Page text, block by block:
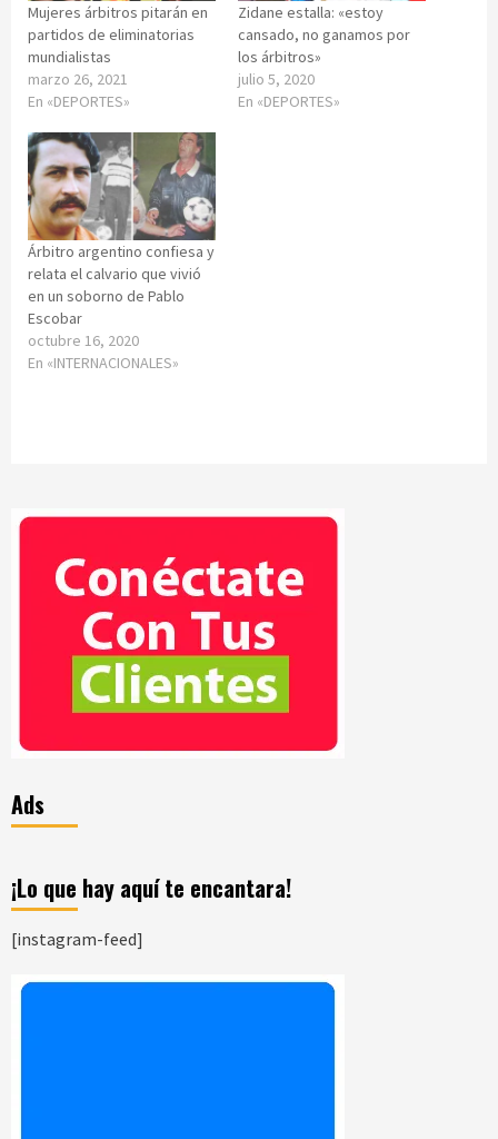
Mujeres árbitros pitarán en
partidos de eliminatorias
mundialistas
marzo 26, 2021
En «DEPORTES»
Zidane estalla: «estoy
cansado, no ganamos por
los árbitros»
julio 5, 2020
En «DEPORTES»
Árbitro argentino confiesa y
relata el calvario que vivió
en un soborno de Pablo
Escobar
octubre 16, 2020
En «INTERNACIONALES»
Ads
¡Lo que hay aquí te encantara!
[instagram-feed]